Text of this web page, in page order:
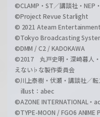
©CLAMP・ST／講談社・NEP
©Project Revue Starlight
© 2021 Ateam
©Tokyo Broadcasting
©DMM / C2 / KADOKAWA
©2017 丸戸史明・深崎暮人
えない♭な製作委員会
©川上泰樹・伏瀬・講談社／転
illust：abec
©AZONE INTERNATIONAL・
©TYPE-MOON / FGO6 ANIME